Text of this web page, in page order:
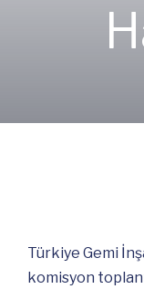
Türkiye Gemi
komisyon